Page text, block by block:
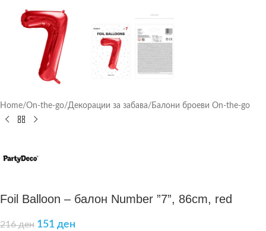
Home/On-the-go/Декорации за забава/ Балони броеви On-the-go
Foil Balloon – балон Number ”7”, 86cm, red
216ден 151 ден